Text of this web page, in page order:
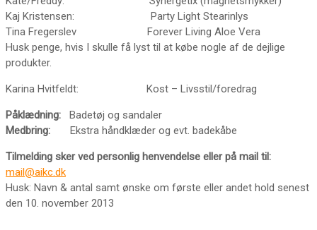
Kaj Kristensen: Party Light Stearinlys
Tina Fregerslev Forever Living Aloe Vera
Husk penge, hvis I skulle få lyst til at købe nogle af de dejlige
produkter.
Karina Hvitfeldt: Kost – Livsstil/foredrag
Påklædning: Badetøj og sandaler
Medbring: Ekstra håndklæder og evt. badekåbe
Tilmelding sker ved personlig henvendelse eller på mail til:
mail@aikc.dk
Husk: Navn & antal samt ønske om første eller andet hold senest
den 10. november 2013